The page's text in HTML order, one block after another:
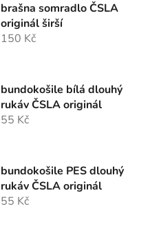
brašna somradlo ČSLA
originál širší
150 Kč
bundokošile bílá dlouhý
rukáv ČSLA originál
55 Kč
bundokošile PES dlouhý
rukáv ČSLA originál
55 Kč